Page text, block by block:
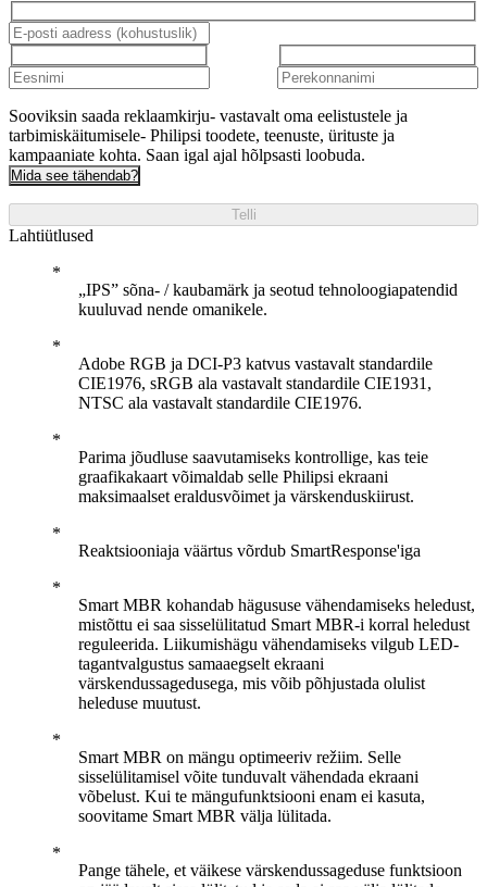
Sooviksin saada reklaamkirju- vastavalt oma eelistustele ja
tarbimiskäitumisele- Philipsi toodete, teenuste, ürituste ja
kampaaniate kohta. Saan igal ajal hõlpsasti loobuda.
Mida see tähendab?
Telli
Lahtiütlused
„IPS” sõna- / kaubamärk ja seotud tehnoloogiapatendid
kuuluvad nende omanikele.
Adobe RGB ja DCI-P3 katvus vastavalt standardile
CIE1976, sRGB ala vastavalt standardile CIE1931,
NTSC ala vastavalt standardile CIE1976.
Parima jõudluse saavutamiseks kontrollige, kas teie
graafikakaart võimaldab selle Philipsi ekraani
maksimaalset eraldusvõimet ja värskenduskiirust.
Reaktsiooniaja väärtus võrdub SmartResponse'iga
Smart MBR kohandab hägususe vähendamiseks heledust,
mistõttu ei saa sisselülitatud Smart MBR-i korral heledust
reguleerida. Liikumishägu vähendamiseks vilgub LED-
tagantvalgustus samaaegselt ekraani
värskendussagedusega, mis võib põhjustada olulist
heleduse muutust.
Smart MBR on mängu optimeeriv režiim. Selle
sisselülitamisel võite tunduvalt vähendada ekraani
võbelust. Kui te mängufunktsiooni enam ei kasuta,
soovitame Smart MBR välja lülitada.
Pange tähele, et väikese värskendussageduse funktsioon